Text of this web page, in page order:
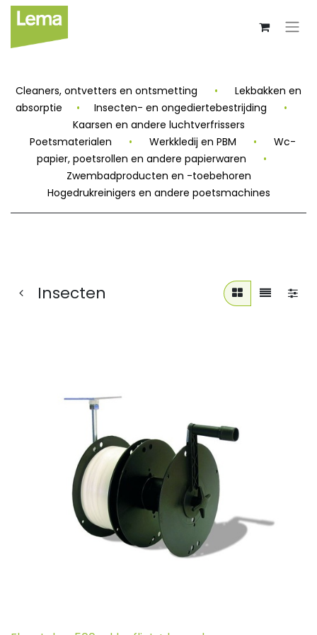
Cleaners, ontvetters en ontsmetting •
Lekbakken en
absorptie
• Insecten- en ongediertebestrijding
•
Kaarsen en andere luchtverfrissers
Poetsmaterialen
• Werkkledij en PBM •
Wc-
papier, poetsrollen en andere papierwaren
•
Zwembadproducten en -toebehoren
Hogedrukreinigers en andere poetsmachines
Insecten